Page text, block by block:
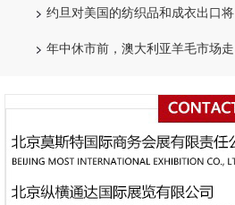
约旦对美国的纺织品和成衣出口将
年中休市前，澳大利亚羊毛市场走